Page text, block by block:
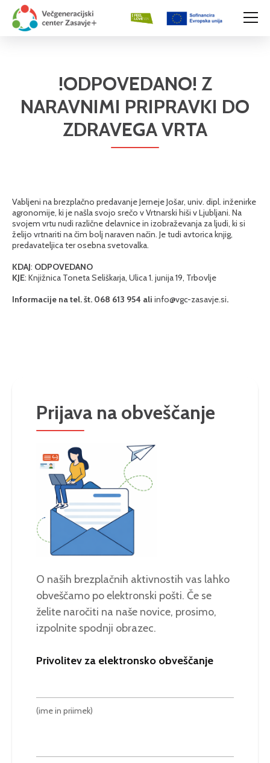
!ODPOVEDANO! Z
NARAVNIMI PRIPRAVKI DO
ZDRAVEGA VRTA
Vabljeni na brezplačno predavanje Jerneje Jošar, univ. dipl. inženirke
agronomije, ki je našla svojo srečo v Vrtnarski hiši v Ljubljani. Na
svojem vrtu nudi različne delavnice in izobraževanja za ljudi, ki si
želijo vrtnariti na čim bolj naraven način. Je tudi avtorica knjig,
predavateljica ter osebna svetovalka.
KDAJ: ODPOVEDANO
KJE: Knjižnica Toneta Seliškarja, Ulica 1. junija 19, Trbovlje
Informacije na tel. št. 068 613 954 ali info@vgc-zasavje.si.
Prijava na obveščanje
O naših brezplačnih aktivnostih vas lahko
obveščamo po elektronski pošti. Če se
želite naročiti na naše novice, prosimo,
izpolnite spodnji obrazec.
Privolitev za elektronsko obveščanje
(ime in priimek)